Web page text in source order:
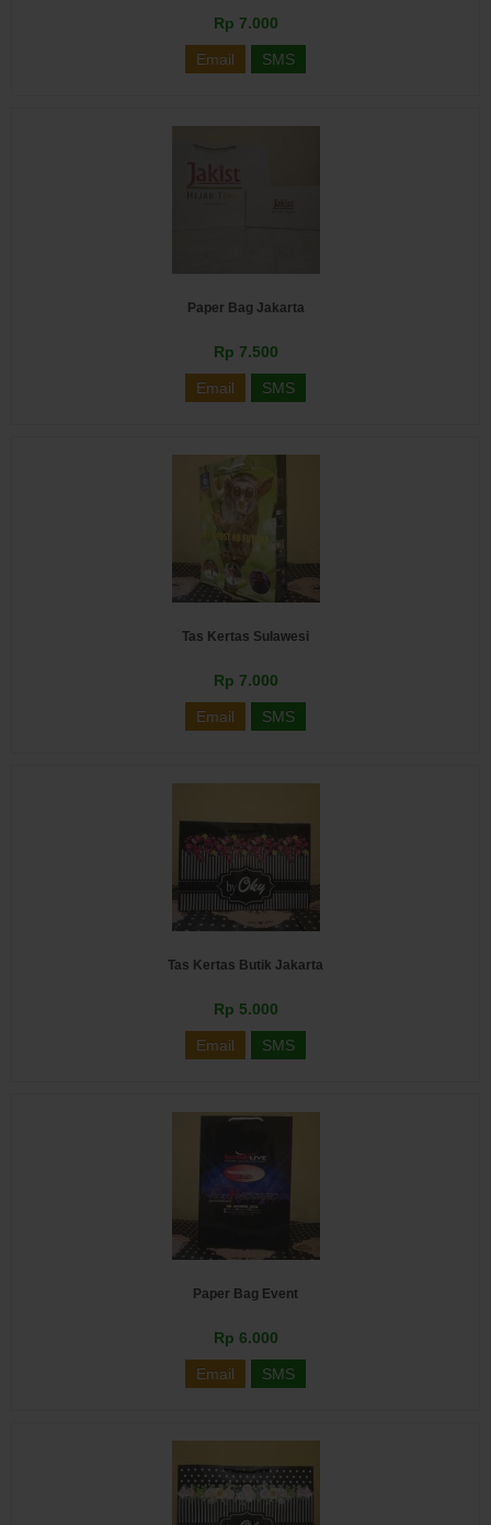
Rp 7.000
Email SMS
Paper Bag Jakarta
Rp 7.500
Email SMS
Tas Kertas Sulawesi
Rp 7.000
Email SMS
Tas Kertas Butik Jakarta
Rp 5.000
Email SMS
Paper Bag Event
Rp 6.000
Email SMS